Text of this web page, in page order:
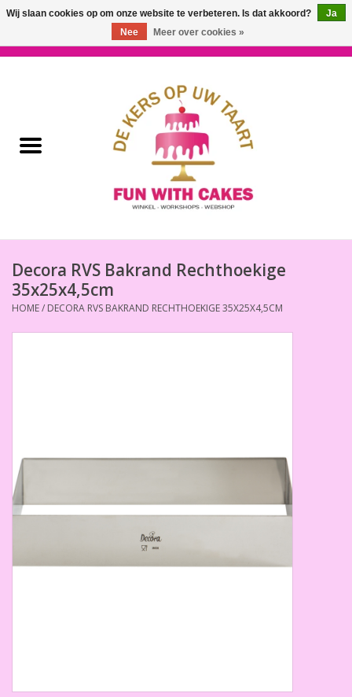
Workshops & Cursussen
Decoreer Gereedschap
Cindy's Favorieten
Cadeaubonnen
Decora RVS Bakrand Rechthoekige
35x25x4,5cm
HOME/ DECORA RVS BAKRAND RECHTHOEKIGE 35X25X4,5CM
Wij slaan cookies op om onze website te verbeteren. Is dat akkoord?
Ja
Nee
Meer over cookies »